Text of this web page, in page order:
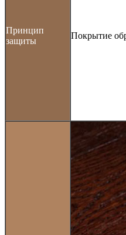
Принцип
защиты
Покрытие